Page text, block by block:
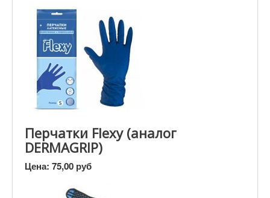
Перчатки Flexy (аналог
DERMAGRIP)
Цена: 75,00 руб